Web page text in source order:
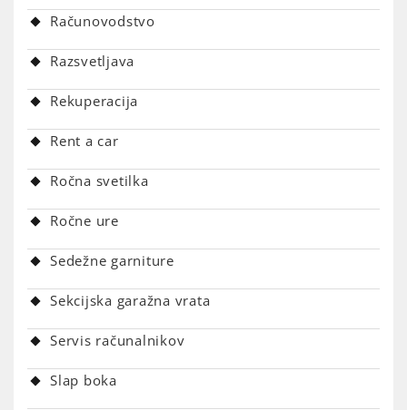
Računovodstvo
Razsvetljava
Rekuperacija
Rent a car
Ročna svetilka
Ročne ure
Sedežne garniture
Sekcijska garažna vrata
Servis računalnikov
Slap boka